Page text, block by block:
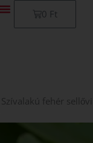
0 Ft
Kosár
Szívalakú fehér